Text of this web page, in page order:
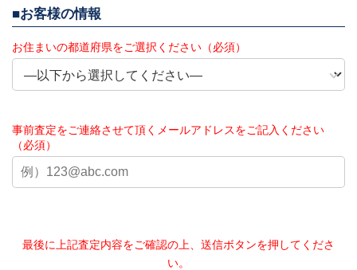
お客様の情報
お住まいの都道府県をご選択ください（必須）
事前査定をご連絡させて頂くメールアドレスをご記入ください
（必須）
最後に上記査定内容をご確認の上、送信ボタンを押してくださ
い。